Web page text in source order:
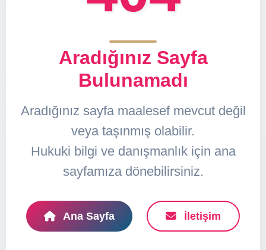
Aradığınız Sayfa
Bulunamadı
Aradığınız sayfa maalesef mevcut değil
veya taşınmış olabilir.
Hukuki bilgi ve danışmanlık için ana
sayfamıza dönebilirsiniz.
Ana Sayfa İletişim